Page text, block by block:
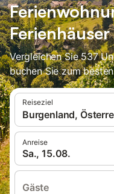
Vergleichen Sie 537
buchen Sie zum
Reiseziel
Burgenland,
Anreise
Sa., 15.08.
Gäste